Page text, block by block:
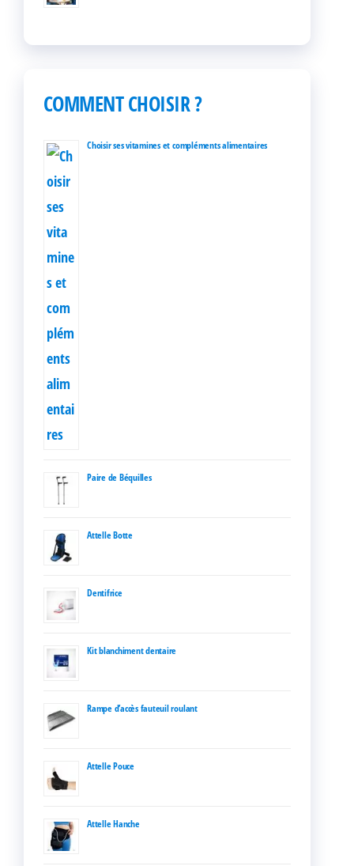
COMMENT CHOISIR ?
Choisir ses vitamines et compléments alimentaires
Paire de Béquilles
Attelle Botte
Dentifrice
Kit blanchiment dentaire
Rampe d’accès fauteuil roulant
Attelle Pouce
Attelle Hanche